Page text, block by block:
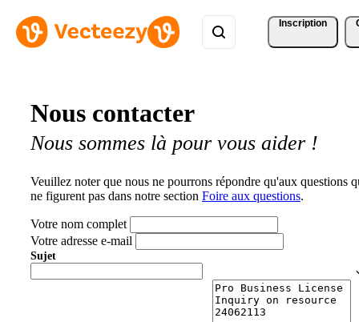
Inscription
Nous contacter
Nous sommes là pour vous aider !
Veuillez noter que nous ne pourrons répondre qu'aux questions
ne figurent pas dans notre section Foire aux questions.
Votre nom complet
Votre adresse e-mail
Sujet